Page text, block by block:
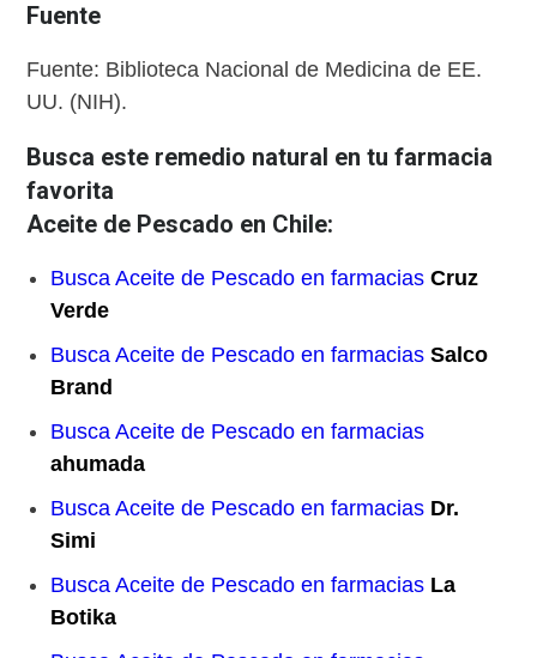
Fuente
Fuente: Biblioteca Nacional de Medicina de EE.
UU. (NIH).
Busca este remedio natural en tu farmacia
favorita
Aceite de Pescado en Chile:
Busca Aceite de Pescado en farmaciasCruz
Verde
Busca Aceite de Pescado en farmaciasSalco
Brand
Busca Aceite de Pescado en farmacias
ahumada
Busca Aceite de Pescado en farmacias Dr.
Simi
Busca Aceite de Pescado en farmacias La
Botika